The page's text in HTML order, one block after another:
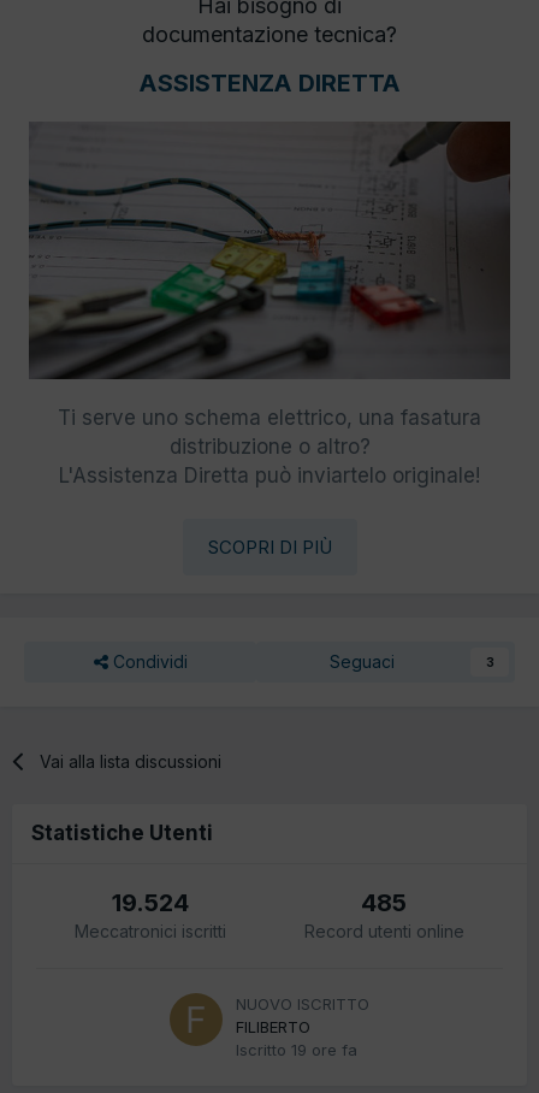
documentazione tecnica?
ASSISTENZA DIRETTA
Ti serve uno schema elettrico, una fasatura
distribuzione o altro?
L'Assistenza Diretta può inviartelo originale!
SCOPRI DI PIÙ
Condividi Seguaci 3
Vai alla lista discussioni
Statistiche Utenti
19.524
Meccatronici iscritti
485
Record utenti online
NUOVO ISCRITTO
FILIBERTO
Iscritto 19 ore fa